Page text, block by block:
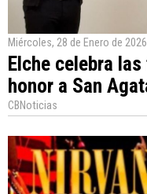
Miércoles, 28 de Enero de 2026
Elche celebra
honor a San
CBNoticias